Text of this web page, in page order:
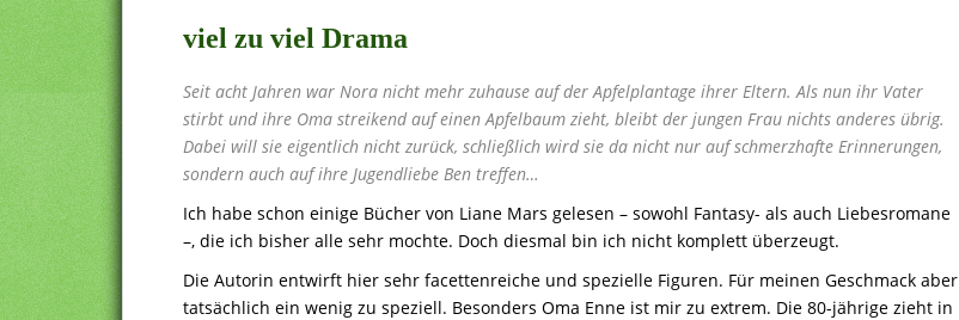
viel zu viel Drama
Seit acht Jahren war Nora nicht mehr zuhause auf der Apfelplantage ihrer Eltern. Als nun ihr Vater
stirbt und ihre Oma streikend auf einen Apfelbaum zieht, bleibt der jungen Frau nichts anderes übrig.
Dabei will sie eigentlich nicht zurück, schließlich wird sie da nicht nur auf schmerzhafte Erinnerungen,
sondern auch auf ihre Jugendliebe Ben treffen…
Ich habe schon einige Bücher von Liane Mars gelesen – sowohl Fantasy- als auch Liebesromane
–, die ich bisher alle sehr mochte. Doch diesmal bin ich nicht komplett überzeugt.
Die Autorin entwirft hier sehr facettenreiche und spezielle Figuren. Für meinen Geschmack aber
tatsächlich ein wenig zu speziell. Besonders Oma Enne ist mir zu extrem. Die 80-jährige zieht in